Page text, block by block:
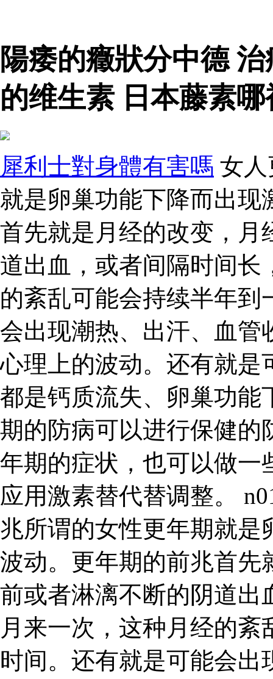
陽痿的癥狀分中德
的维生素 日本藤素哪
犀利士對身體有害嗎 女
就是卵巢功能下降而出现
首先就是月经的改变，月
道出血，或者间隔时间长
的紊乱可能会持续半年
会出现潮热、出汗、血管
心理上的波动。还有就是
都是钙质流失、卵巢功能
期的防病可以进行保健的
年期的症状，也可以做一
应用激素替代替调整。
兆所谓的女性更年期就是
波动。更年期的前兆首先
前或者淋漓不断的阴道出
月来一次，这种月经的
时间。还有就是可能会